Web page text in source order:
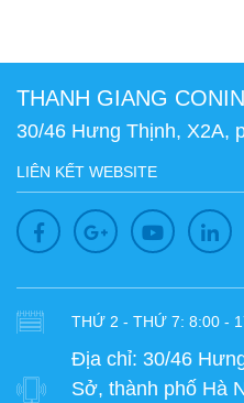
THANH GIANG
30/46 Hưng Thịnh, X2A,
LIÊN KẾT WEBSITE
THỨ 2 - THỨ 7: 8:00 -
Địa chỉ: 30/46
Sở, thành phố Hà